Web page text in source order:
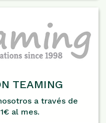
TEAMING
a través de
al mes.